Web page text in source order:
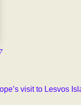
visit to Lesvos